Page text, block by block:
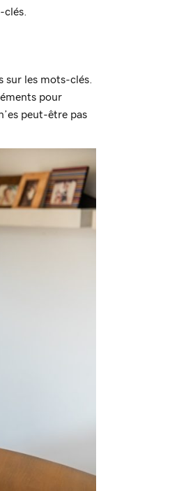
sur les mots-clés.
pour
peut-être pas